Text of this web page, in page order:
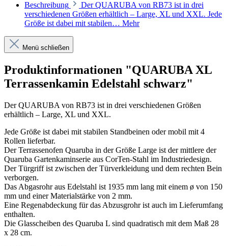
Beschreibung
Der QUARUBA von RB73 ist in drei
verschiedenen Größen erhältlich – Large, XL und XXL. Jede
Größe ist dabei mit stabilen… Mehr
Menü schließen
Produktinformationen "QUARUBA XL
Terrassenkamin Edelstahl schwarz"
Der QUARUBA von RB73 ist in drei verschiedenen Größen
erhältlich – Large, XL und XXL.
Jede Größe ist dabei mit stabilen Standbeinen oder mobil mit 4
Rollen lieferbar.
Der Terrassenofen Quaruba in der Größe Large ist der mittlere der
Quaruba Gartenkaminserie aus CorTen-Stahl im Industriedesign.
Der Türgriff ist zwischen der Türverkleidung und dem rechten Bein
verborgen.
Das Abgasrohr aus Edelstahl ist 1935 mm lang mit einem ø von 150
mm und einer Materialstärke von 2 mm.
Eine Regenabdeckung für das Abzusgrohr ist auch im Lieferumfang
enthalten.
Die Glasscheiben des Quaruba L sind quadratisch mit dem Maß 28
x 28 cm.